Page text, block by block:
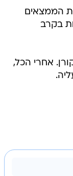
הממצאים
בקרב
אחרי הכל,